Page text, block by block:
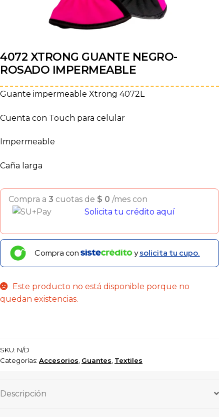
4072 XTRONG GUANTE NEGRO-
ROSADO IMPERMEABLE
Guante impermeable Xtrong 4072L
Cuenta con Touch para celular
Impermeable
Caña larga
Compra a 3 cuotas de $ 0 /mes con
Solicita tu crédito aquí
Compra con ysolicita tu cupo.
Este producto no está disponible porque no
quedan existencias.
SKU: N/D
Categorías: Accesorios Guantes Textiles
Descripción